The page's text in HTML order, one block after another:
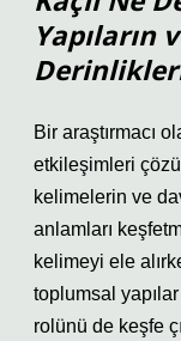
Yapıların
Bir araştırmacı
etkileşimleri
kelimelerin ve
anlamları
kelimeyi ele
toplumsal
rolünü de keşfe